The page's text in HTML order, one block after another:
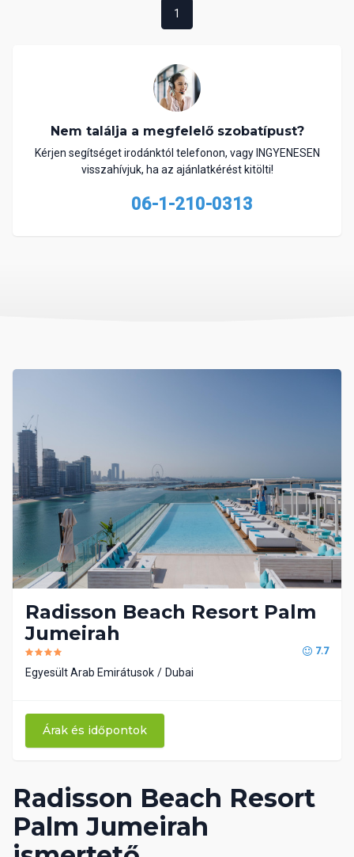
1
Nem találja a megfelelő szobatípust?
Kérjen segítséget irodánktól telefonon, vagy INGYENESEN
visszahívjuk, ha az ajánlatkérést kitölti!
06-1-210-0313
Radisson Beach Resort
Palm Jumeirah
Radisson Beach Resort Palm
Jumeirah
7.7
Egyesült Arab Emirátusok Dubai
Árak és időpontok